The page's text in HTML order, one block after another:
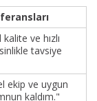
ve hızlı
tavsiye
ekip ve uygun
kaldım."